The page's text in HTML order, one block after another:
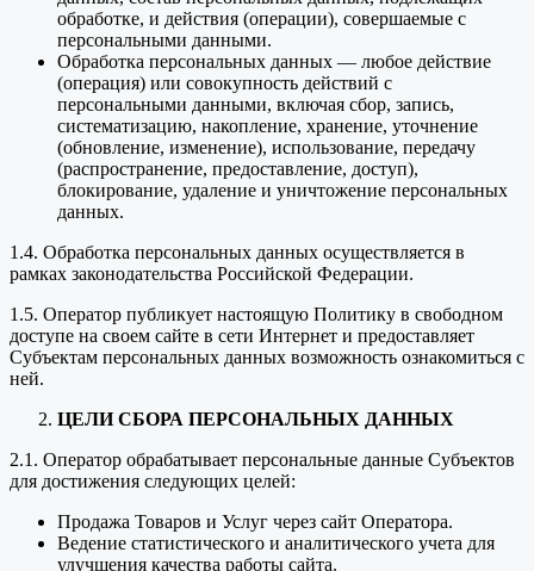
обработке, и действия (операции), совершаемые с
персональными данными.
Обработка персональных данных — любое действие
(операция) или совокупность действий с
персональными данными, включая сбор, запись,
систематизацию, накопление, хранение, уточнение
(обновление, изменение), использование, передачу
(распространение, предоставление, доступ),
блокирование, удаление и уничтожение персональных
данных.
1.4. Обработка персональных данных осуществляется в
рамках законодательства Российской Федерации.
1.5. Оператор публикует настоящую Политику в свободном
доступе на своем сайте в сети Интернет и предоставляет
Субъектам персональных данных возможность ознакомиться с
ней.
ЦЕЛИ СБОРА ПЕРСОНАЛЬНЫХ ДАННЫХ
2.1. Оператор обрабатывает персональные данные Субъектов
для достижения следующих целей:
Продажа Товаров и Услуг через сайт Оператора.
Ведение статистического и аналитического учета для
улучшения качества работы сайта.